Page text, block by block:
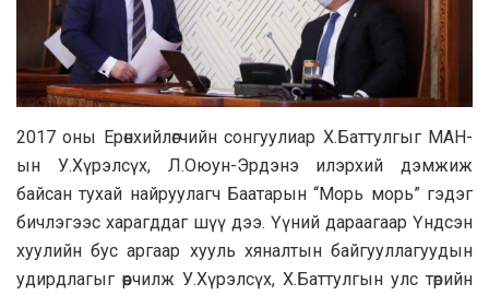
2017 оны Ерөнхийлөгчийн сонгуулиар Х.Баттулгыг МАН-
ын У.Хүрэлсүх, Л.Оюун-Эрдэнэ илэрхий дэмжиж
байсан тухай найруулагч Баатарын “Морь морь” гэдэг
бичлэгээс харагддаг шүү дээ. Үүний дараагаар Үндсэн
хуулийн бус аргаар хууль хяналтын байгууллагуудын
удирдлагыг өөрчилж У.Хүрэлсүх, Х.Баттулгын улс төрийн